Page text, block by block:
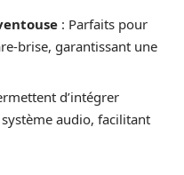
: Parfaits pour
brise, garantissant une
d’intégrer
audio, facilitant